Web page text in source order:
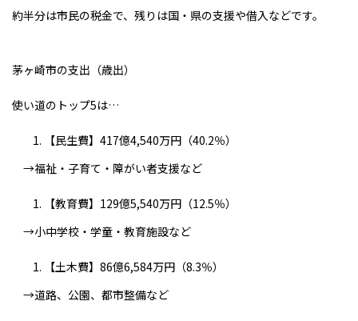
約半分は市民の税金で、残りは国・県の支援や借入などです。
茅ヶ崎市の支出（歳出）
使い道のトップ5は…
【民生費】417億4,540万円（40.2％）
→福祉・子育て・障がい者支援など
【教育費】129億5,540万円（12.5％）
→小中学校・学童・教育施設など
【土木費】86億6,584万円（8.3％）
→道路、公園、都市整備など